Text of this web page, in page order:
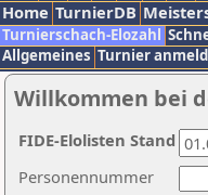
Home TurnierDB
Turnierschach-Elozahl
Allgemeines Turnier
Willkommen bei
Personennummer
FIDE-Elolisten Stand